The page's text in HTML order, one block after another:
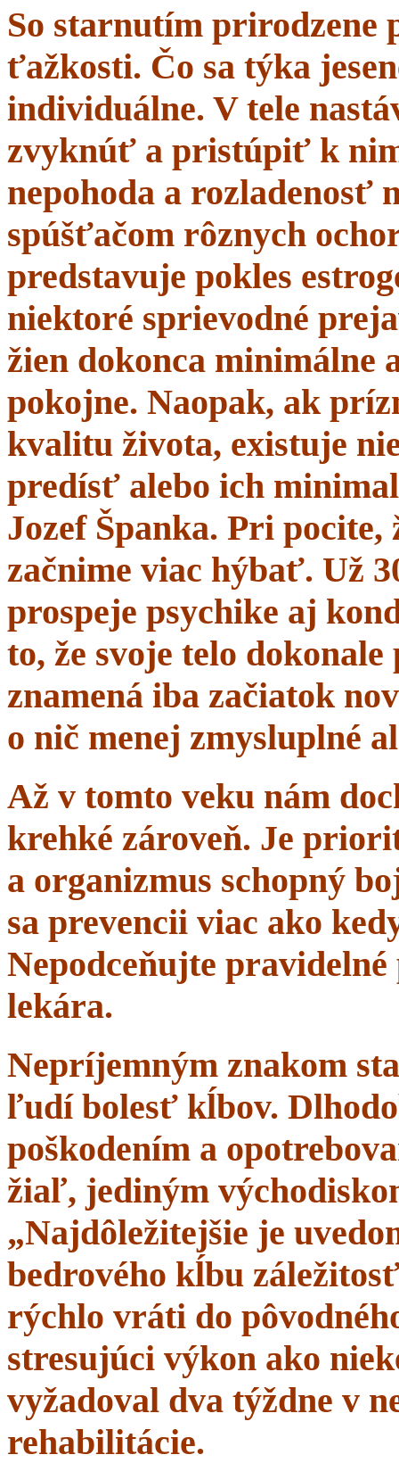
So starnutím prirodzene
ťažkosti. Čo sa týka
individuálne. V tele
zvyknúť a pristúpiť k
nepohoda a
spúšťačom rôznych
predstavuje pokles
niektoré sprievodné
žien dokonca minimálne
pokojne. Naopak, ak
kvalitu života, existuje
predísť alebo ich
Jozef Španka. Pri
začnime viac hýbať. Už
prospeje psychike aj
to, že svoje telo dokonale
znamená iba začiatok
o nič menej zmysluplné
Až v tomto veku nám
krehké zároveň. Je
a organizmus schopný
sa prevencii viac ako
Nepodceňujte
lekára.
Nepríjemným znakom
ľudí bolesť kĺbov.
poškodením a
žiaľ, jediným
„Najdôležitejšie je
bedrového kĺbu
rýchlo vráti do
stresujúci výkon ako
vyžadoval dva týždne v
rehabilitácie.